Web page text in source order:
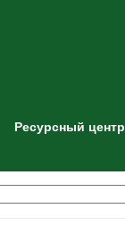
Ресурсный центр